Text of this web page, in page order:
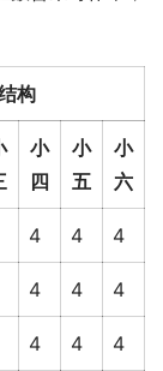
构
小
四
小
五
小
六
4 4 4
4 4 4
4 4 4